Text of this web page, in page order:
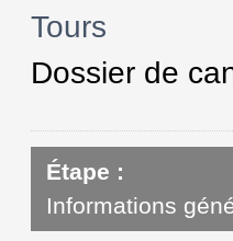
Tours
Dossier de
Étape :
Informations